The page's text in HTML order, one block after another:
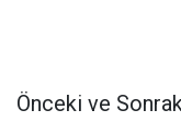
Önceki ve